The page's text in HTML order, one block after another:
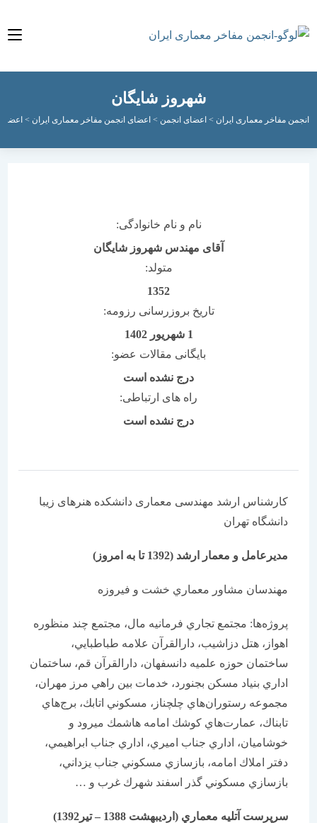
شهروز شایگان
مفاخر معماری ایران > اعضای انجمن>اعضای انجمن مفاخر معماری ایران > اعضای فعال
نام و نام خانوادگی:
آقای مهندس شهروز شایگان
تاریخ بروزرسانی رزومه:
بایگانی مقالات عضو:
درج نشده است
راه های ارتباطی:
درج نشده است
کارشناس ارشد مهندسی معماری دانشکده هنرهای زیبا
دانشگاه تهران
مديرعامل و معمار ارشد (1392 تا به امروز)
مهندسان مشاور معماري خشت و فيروزه
پروژه‌ها: مجتمع تجاري فرمانيه مال، مجتمع چند منظوره
اهواز، هتل دزاشيب، دارالقرآن علامه طباطبايي،
ساختمان حوزه علميه دانسفهان، دارالقرآن قم، ساختمان
اداري بنياد مسكن بجنورد، خدمات بين راهي مرز مهران،
مجموعه رستوران‌هاي چلچناز، مسكوني اتابك، برج‌هاي
تابناك، عمارت‌هاي كوشك امامه هاشمك ميرود و
خوشاميان، اداري جناب اميري، اداري جناب ابراهيمي،
دفتر املاك امامه، بازسازي مسكوني جناب يزداني،
بازسازي مسكوني گذر اسفند شهرك غرب و …
سرپرست آتليه معماري (اردیبهشت 1388 – تیر1392)